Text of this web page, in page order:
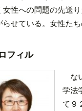
女性への問題の先送
せている。女性た
フィル
な
学法
て９